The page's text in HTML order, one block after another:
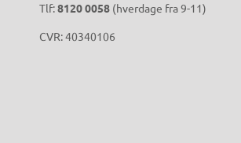
Tlf:8120 0058 (hverdage fra 9-11)
CVR: 40340106